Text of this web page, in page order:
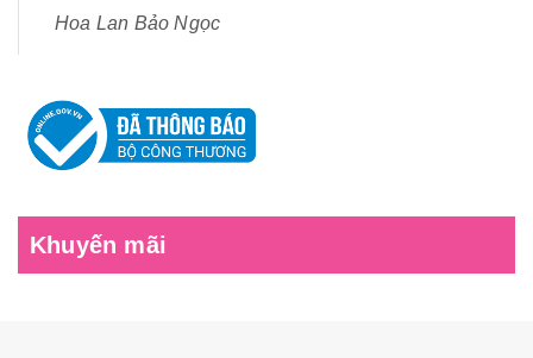
Hoa Lan Bảo Ngọc
Khuyến mãi